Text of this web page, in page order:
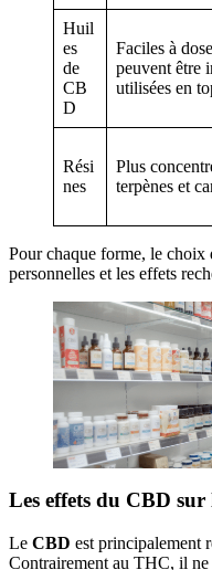
Huil
es
de
CB
D
Faciles à
peuvent être
utilisées en
Rési
nes
Plus
terpènes et
Pour chaque forme, le choix
personnelles et les effets
Les effets du CBD sur
Le CBD est principalement
Contrairement au THC, il ne